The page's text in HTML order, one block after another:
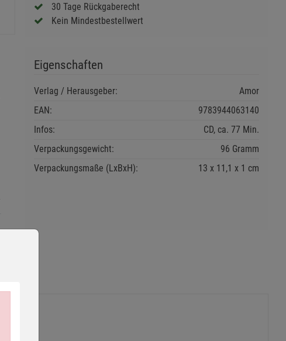
30 Tage Rückgaberecht
Kein Mindestbestellwert
Eigenschaften
Verlag / Herausgeber:
Amor
EAN:
9783944063140
Infos:
CD, ca. 77 Min.
Verpackungsgewicht:
96 Gramm
Verpackungsmaße (LxBxH):
13 11,1 1 cm